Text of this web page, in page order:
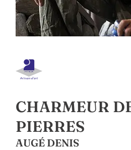
CHARMEUR
PIERRES
AUGÉ DENIS